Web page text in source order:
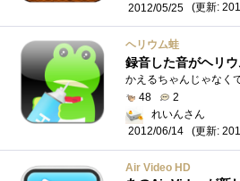
2012/05/25
(更新:
ヘリウム蛙
録音した音がヘリ
48
2
れいんさん
2012/06/14
(更新:
Air Video HD